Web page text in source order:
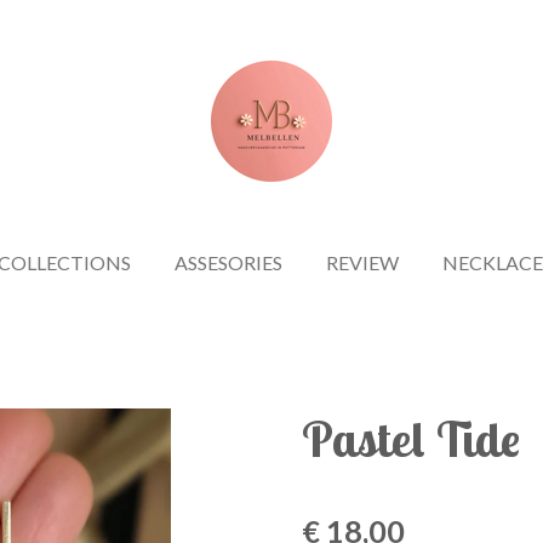
ASSESORIES REVIEW
Pastel Tide
€ 18,00